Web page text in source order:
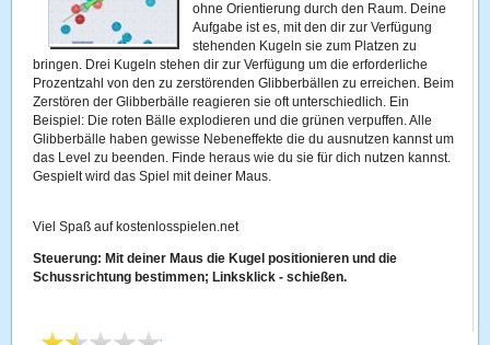
ohne Orientierung durch den Raum. Deine
Aufgabe ist es, mit den dir zur Verfügung
stehenden Kugeln sie zum Platzen zu
bringen. Drei Kugeln stehen dir zur Verfügung um die erforderliche
Prozentzahl von den zu zerstörenden Glibberbällen zu erreichen. Beim
Zerstören der Glibberbälle reagieren sie oft unterschiedlich. Ein
Beispiel: Die roten Bälle explodieren und die grünen verpuffen. Alle
Glibberbälle haben gewisse Nebeneffekte die du ausnutzen kannst um
das Level zu beenden. Finde heraus wie du sie für dich nutzen kannst.
Gespielt wird das Spiel mit deiner Maus.
Viel Spaß auf kostenlosspielen.net
Steuerung: Mit deiner Maus die Kugel positionieren und die
Schussrichtung bestimmen; Linksklick - schießen.